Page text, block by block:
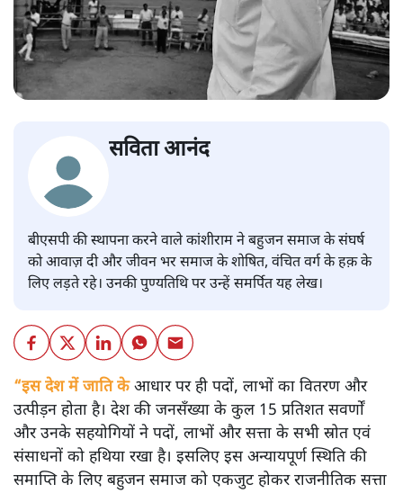
सविता आनंद
बीएसपी की स्थापना करने वाले कांशीराम ने बहुजन समाज के संघर्ष
को आवाज़ दी और जीवन भर समाज के शोषित, वंचित वर्ग के हक़ के
लिए लड़ते रहे। उनकी पुण्यतिथि पर उन्हें समर्पित यह लेख।
“इस देश में जाति केआधार पर ही पदों, लाभों का वितरण और
उत्पीड़न होता है। देश की जनसँख्या के कुल 15 प्रतिशत सवर्णों
और उनके सहयोगियों ने पदों, लाभों और सत्ता के सभी स्रोत एवं
संसाधनों को हथिया रखा है। इसलिए इस अन्यायपूर्ण स्थिति की
समाप्ति के लिए बहुजन समाज को एकजुट होकर राजनीतिक सत्ता